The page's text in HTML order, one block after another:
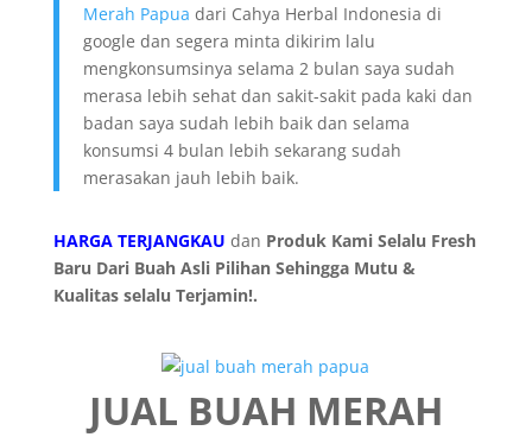
Merah Papua dari Cahya Herbal Indonesia di
google dan segera minta dikirim lalu
mengkonsumsinya selama 2 bulan saya sudah
merasa lebih sehat dan sakit-sakit pada kaki dan
badan saya sudah lebih baik dan selama
konsumsi 4 bulan lebih sekarang sudah
merasakan jauh lebih baik.
HARGA TERJANGKAU dan Produk Kami Selalu Fresh
Baru Dari Buah Asli Pilihan Sehingga Mutu &
Kualitas selalu Terjamin!.
JUAL BUAH MERAH